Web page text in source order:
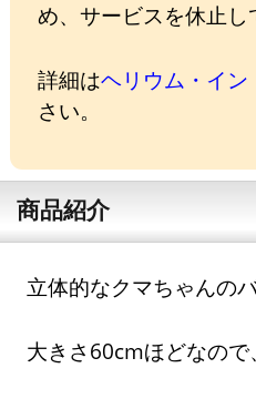
め、サービスを休止し
詳細はヘリウム・イン
さい。
商品紹介
立体的なクマちゃんのバ
大きさ60cmほどなので